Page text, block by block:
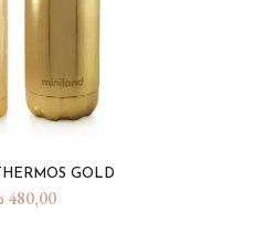
GOLD
480,00